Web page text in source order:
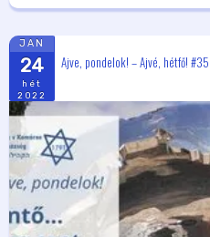
JAN
24
hét
2022
Ajve, pondelok! – Ajvé, hétfő! #35